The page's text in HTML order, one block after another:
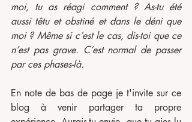
moi, tu as réagi comment ? As-tu été
aussi têtu et obstiné et dans le déni que
moi ? Même si c’est le cas, dis-toi que ce
n’est pas grave. C’est normal de passer
par ces phases-là.
En note de bas de page je t'invite sur ce
blog à venir partager ta propre